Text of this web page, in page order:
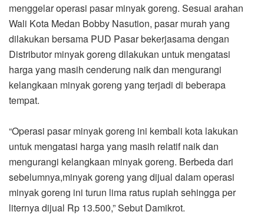
menggelar operasi pasar minyak goreng. Sesuai arahan
Wali Kota Medan Bobby Nasution, pasar murah yang
dilakukan bersama PUD Pasar bekerjasama dengan
Distributor minyak goreng dilakukan untuk mengatasi
harga yang masih cenderung naik dan mengurangi
kelangkaan minyak goreng yang terjadi di beberapa
tempat.
“Operasi pasar minyak goreng ini kembali kota lakukan
untuk mengatasi harga yang masih relatif naik dan
mengurangi kelangkaan minyak goreng. Berbeda dari
sebelumnya,minyak goreng yang dijual dalam operasi
minyak goreng ini turun lima ratus rupiah sehingga per
liternya dijual Rp 13.500,” Sebut Damikrot.